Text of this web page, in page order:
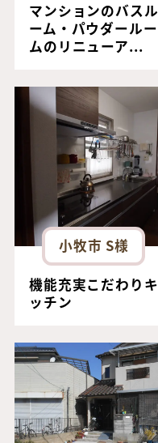
マンションのバスル
ーム・パウダールー
ムのリニューア...
小牧市 S様
機能充実こだわりキ
ッチン